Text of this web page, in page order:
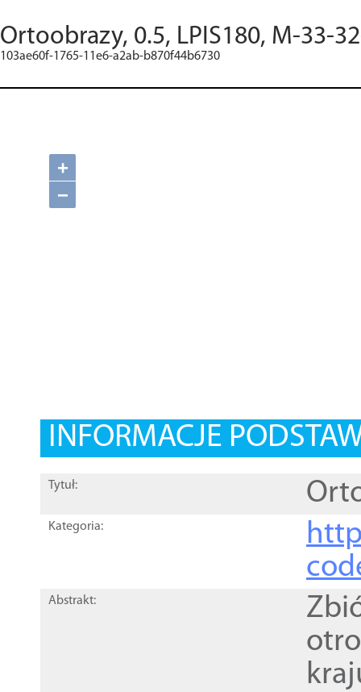
Ortoobrazy, 0.5, LPIS180, M-33-
103ae60f-1765-11e6-a2ab-b870f44b6730
+
−
INFORMACJE
Tytuł:
Kategoria:
Abstrakt: